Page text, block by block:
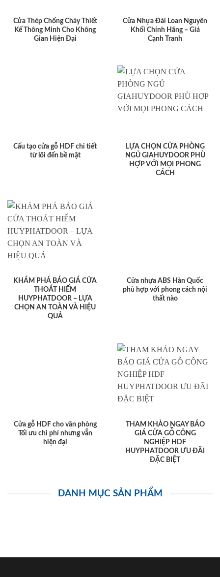
Cửa Thép Chống Cháy Thiết
Kế Thông Minh Cho Không
Gian Hiện Đại
Cửa Nhựa Đài Loan Nguyên
Khối Chính Hãng – Giá
Cạnh Tranh
Cấu tạo cửa gỗ HDF chi tiết
từ lõi đến bề mặt
LỰA CHỌN CỬA PHÒNG
NGỦ GIAHUYDOOR PHÙ
HỢP VỚI MỌI PHONG
CÁCH
KHÁM PHÁ BÁO GIÁ CỬA
THOÁT HIỂM
HUYPHATDOOR – LỰA
CHỌN AN TOÀN VÀ HIỆU
QUẢ
Cửa nhựa ABS Hàn Quốc
phù hợp với phong cách nội
thất nào
Cửa gỗ HDF cho văn phòng
Tối ưu chi phí nhưng vẫn
hiện đại
THAM KHẢO NGAY BÁO
GIÁ CỬA GỖ CÔNG
NGHIỆP HDF
HUYPHATDOOR ƯU ĐÃI
ĐẶC BIỆT
DANH MỤC SẢN PHẨM